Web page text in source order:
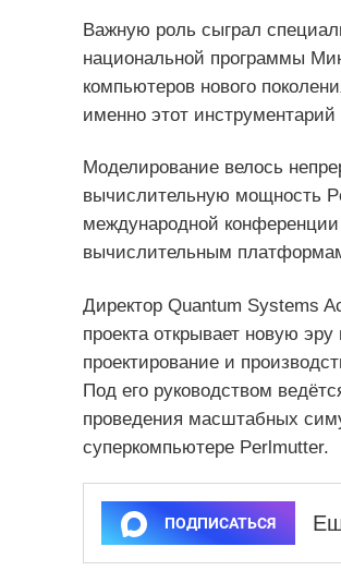
Важную роль сыграл
национальной программы
компьютеров нового
именно этот
Моделирование велось
вычислительную мощность
международной
вычислительным
Директор Quantum Systems
проекта открывает новую
проектирование и
Под его руководством
проведения масштабных
суперкомпьютере Perlmutter.
ПОДПИСАТЬСЯ